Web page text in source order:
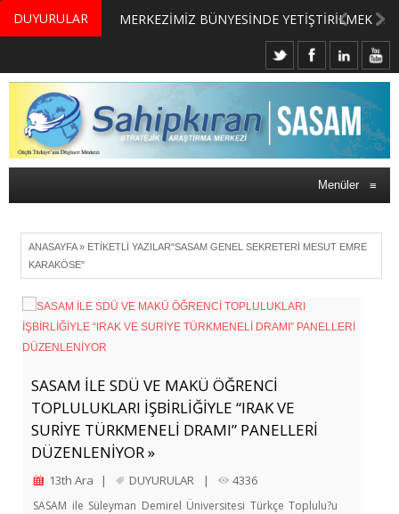
DUYURULAR MERKEZİMİZ BÜNYESİNDE YETİŞTİRİLMEK ÜZERE GÖNÜLLÜ ÜLKE MASASI UZMANI VE UZMAN ADAYLARI ARIYORUZ
Menüler ≡
ANASAYFA» ETIKETLI YAZILAR"SASAM GENEL SEKRETERI MESUT EMRE
KARAKÖSE"
SASAM İLE SDÜ VE MAKÜ ÖĞRENCİ
TOPLULUKLARI İŞBİRLİĞİYLE “IRAK VE
SURİYE TÜRKMENELİ DRAMI” PANELLERİ
DÜZENLENİYOR »
13th Ara | DUYURULAR | 4336
SASAM ile Süleyman Demirel Üniversitesi Türkçe Toplulu?u